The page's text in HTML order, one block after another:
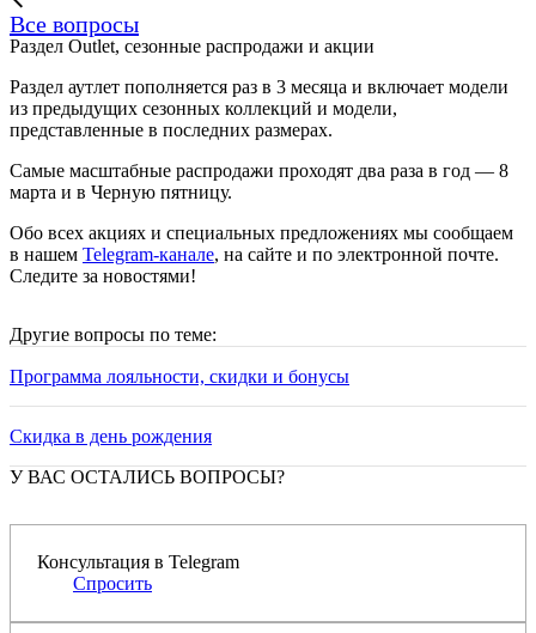
Все вопросы
Раздел Outlet, сезонные распродажи и акции
Раздел аутлет пополняется раз в 3 месяца и включает модели
из предыдущих сезонных коллекций и модели,
представленные в последних размерах.
Самые масштабные распродажи проходят два раза в год — 8
марта и в Черную пятницу.
Обо всех акциях и специальных предложениях мы сообщаем
в нашем Telegram-канале, на сайте и по электронной почте.
Следите за новостями!
Другие вопросы по теме:
Программа лояльности, скидки и бонусы
Скидка в день рождения
У ВАС ОСТАЛИСЬ ВОПРОСЫ?
Консультация в Telegram
Спросить